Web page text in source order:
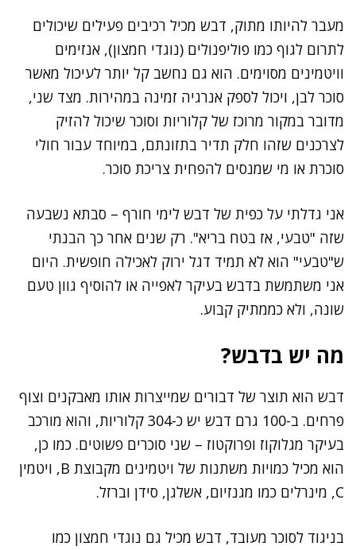
מעבר להיותו מתוק, דבש מכיל רכיבים פעילים שיכולים
לתרום לגוף כמו פוליפנולים (נוגדי חמצון), אנזימים
וויטמינים מסוימים. הוא גם נחשב קל יותר לעיכול מאשר
סוכר לבן, ויכול לספק אנרגיה זמינה במהירות. מצד שני,
מדובר במקור מרוכז של קלוריות וסוכר שיכול להזיק
לצרכנים שזהו חלק תדיר בתזונתם, במיוחד עבור חולי
סוכרת או מי שמנסים להפחית צריכת סוכר.
אני גדלתי על כפית של דבש לימי חורף – סבתא נשבעה
שזה "טבעי, אז בטח בריא". רק שנים אחר כך הבנתי
ש"טבעי" הוא לא תמיד דגל ירוק לאכילה חופשית. היום
אני משתמשת בדבש בעיקר לאפייה או להוסיף גוון טעם
שונה, ולא כממתיק קבוע.
מה יש בדבש?
דבש הוא תוצר של דבורים שמייצרות אותו מאבקנים וצוף
פרחים. ב-100 גרם דבש יש כ-304 קלוריות, והוא מורכב
בעיקר מגלוקוז ופרוקטוז – שני סוכרים פשוטים. כמו כן,
הוא מכיל כמויות משתנות של ויטמינים מקבוצת B, ויטמין
C, מינרלים כמו מגנזיום, אשלגן, סידן וברזל.
בניגוד לסוכר מעובד, דבש מכיל גם נוגדי חמצון כמו